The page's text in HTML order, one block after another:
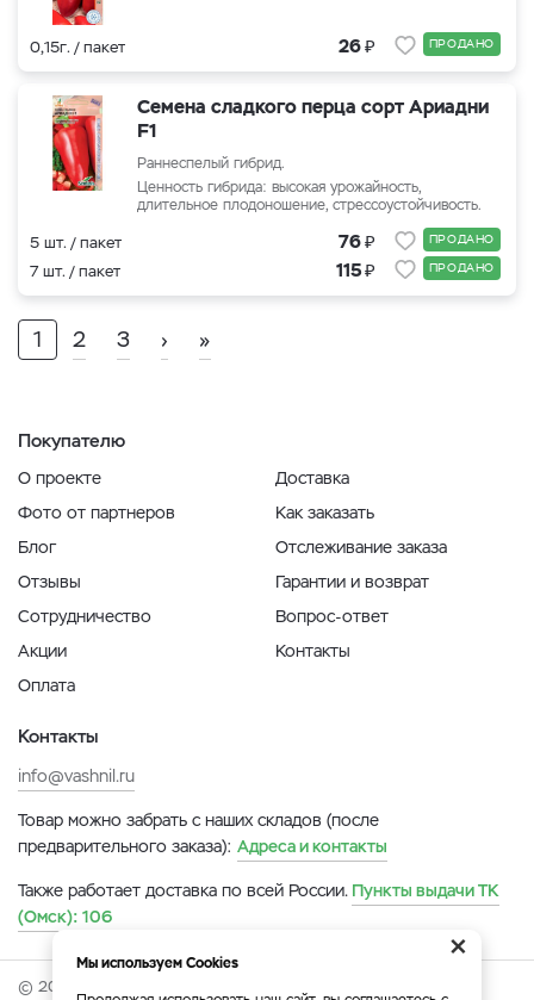
0,15г. / пакет 26₽ ПРОДАНО
Семена сладкого перца сорт Ариадни
F1
Раннеспелый гибрид.
Ценность гибрида: высокая урожайность,
длительное плодоношение, стрессоустойчивость.
5 шт. / пакет 76₽ ПРОДАНО
7 шт. / пакет 115₽ ПРОДАНО
1 2 3 › »
Покупателю
О проекте
Фото от партнеров
Блог
Отзывы
Сотрудничество
Акции
Оплата
Доставка
Как заказать
Отслеживание заказа
Гарантии и возврат
Вопрос-ответ
Контакты
Контакты
info@vashnil.ru
Товар можно забрать с наших складов (после
предварительного заказа): Адреса и контакты
Также работает доставка по всей России. Пункты выдачи ТК
(Омск): 106
© 2026 Онлайн-ярмарка ВАСХНиЛ.
×
Мы используем Cookies